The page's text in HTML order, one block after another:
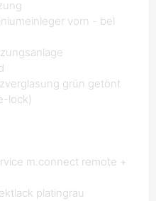
vorn - bel
grün getönt
lock)
m.connect remote +
platingrau